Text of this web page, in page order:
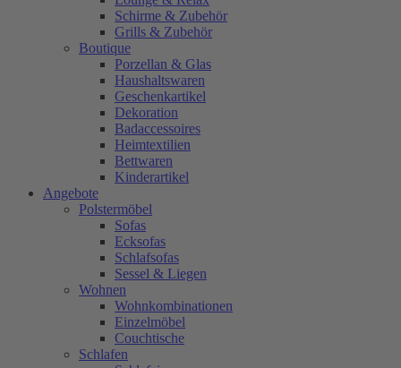
Schirme & Zubehör
Grills & Zubehör
Boutique
Porzellan & Glas
Haushaltswaren
Geschenkartikel
Dekoration
Badaccessoires
Heimtextilien
Bettwaren
Kinderartikel
Angebote
Polstermöbel
Sofas
Ecksofas
Schlafsofas
Sessel & Liegen
Wohnen
Wohnkombinationen
Einzelmöbel
Couchtische
Schlafen